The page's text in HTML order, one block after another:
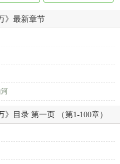
》最新章节
》目录 第一页 （第1-100章）